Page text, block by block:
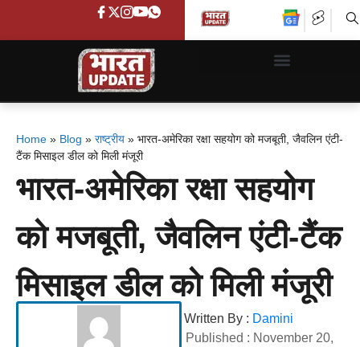
Home » Blog » राष्ट्रीय » भारत-अमेरिका रक्षा सहयोग को मजबूती, जैवलिन एंटी-
टैंक मिसाइल डील को मिली मंजूरी
भारत-अमेरिका रक्षा सहयोग
को मजबूती, जैवलिन एंटी-टैंक
मिसाइल डील को मिली मंजूरी
Written By : Damini
Published : November 20,